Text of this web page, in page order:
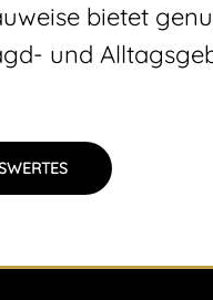
bietet
und